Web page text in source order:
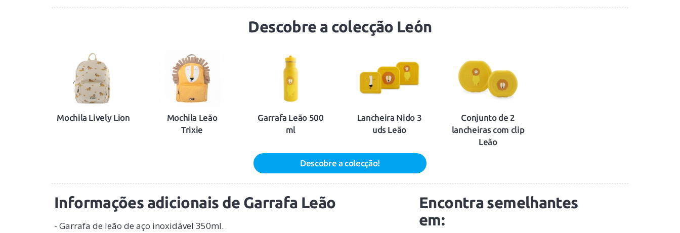
Descobre a colecção León
Mochila Lively Lion
Mochila Leão
Trixie
Garrafa Leão 500
ml
Lancheira Nido 3
uds Leão
Conjunto de 2
lancheiras com clip
Leão
Descobre a colecção!
Informações adicionais de Garrafa Leão
- Garrafa de leão de aço inoxidável 350ml.
Encontra semelhantes
em: